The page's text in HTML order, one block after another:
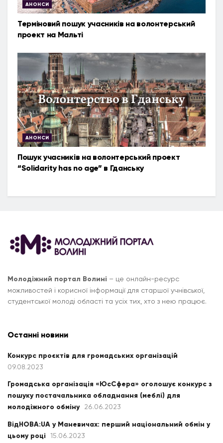
АНОНСИ
Терміновий пошук учасників на волонтерський
проект на Мальті
АНОНСИ
Пошук учасників на волонтерський проект
“Solidarity has no age” в Гданську
Молодіжний портал Волині – це онлайн-ресурс
можливостей і корисної інформації для старшої учнівської,
студентської молоді області та усіх тих, хто з нею працює.
Останні новини
Конкурс проєктів для громадських організацій
09.08.2023
Громадська організація «ЮсСфера» оголошує конкурс з
пошуку постачальника обладнання (меблі) для
молодіжного обміну
26.06.2023
ВідНОВА:UA у Маневичах: перший національний обмін у
цьому році
15.06.2023